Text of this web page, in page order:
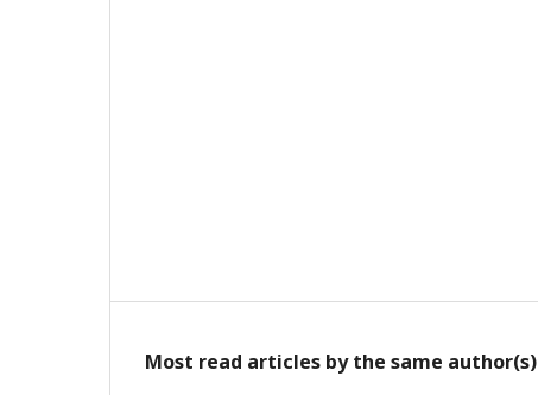
Most read articles by the same author(s)